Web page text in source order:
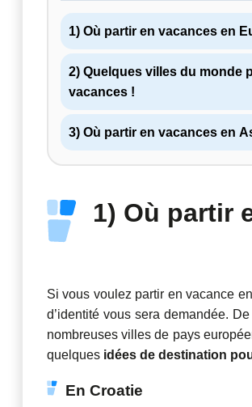
1) Où partir en vacances en
2) Quelques villes du monde
vacances !
3) Où partir en vacances en
1) Où partir
Si vous voulez partir en vacance
d’identité vous sera demandée.
nombreuses villes de pays
quelques idées de destination
En Croatie